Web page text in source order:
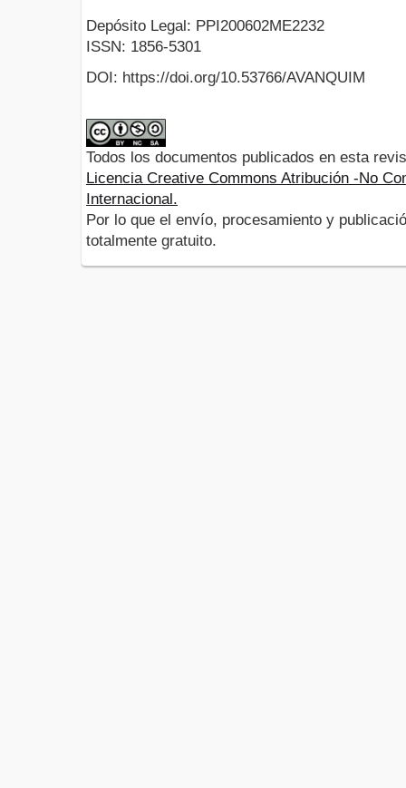
Depósito Legal: PPI200602ME2232
ISSN: 1856-5301
DOI: https://doi.org/10.53766/AVANQUIM
Todos los documentos publicados en esta
Licencia Creative Commons Atribución -No
Internacional.
Por lo que el envío, procesamiento y
totalmente gratuito.